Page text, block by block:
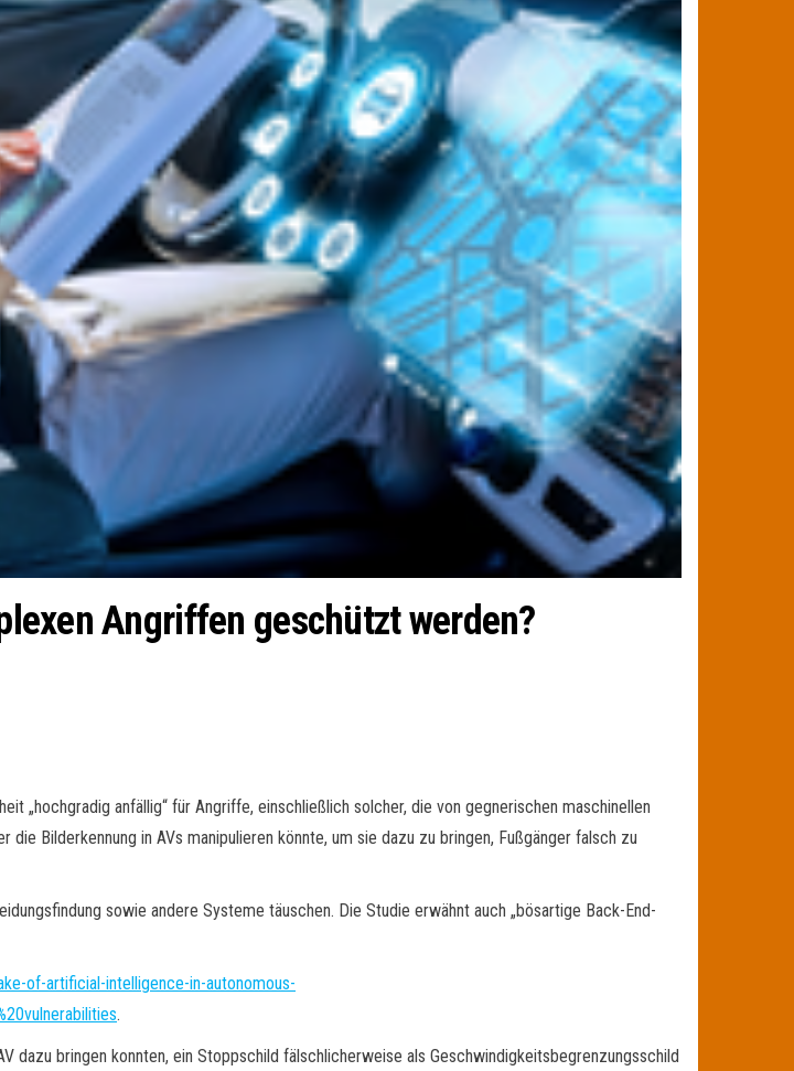
Angriffen geschützt werden?
„hochgradig anfällig“ für Angriffe, einschließlich solcher, die von gegnerischen maschinellen
Bilderkennung in AVs manipulieren könnte, um sie dazu zu bringen, Fußgänger falsch zu
sowie andere Systeme täuschen. Die Studie erwähnt auch „bösartige Back-End-
of-artificial-intelligence-in-autonomous-
.
bringen konnten, ein Stoppschild fälschlicherweise als Geschwindigkeitsbegrenzungsschild